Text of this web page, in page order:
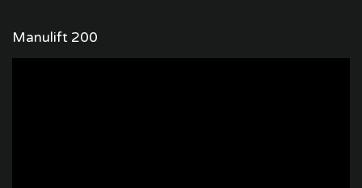
Manulift 200